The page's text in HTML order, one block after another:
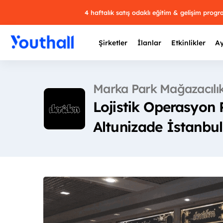
4 haftalık satış odaklı eğitim & gelişim
Şirketler İlanlar Etkinlikler
Marka Park
Lojistik Operasyon
Altunizade İstanbul